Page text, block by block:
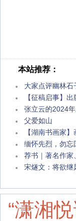
本站推荐：
大家点评幽林石
【征稿启事】
张立云的2024
父爱如山
【湖南书画家
缅怀先烈，勿忘
荐书｜著名作家
宋燧文：将欲继
“潇湘